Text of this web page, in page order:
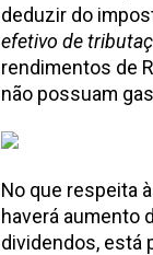
deduzir do
efetivo de
rendimentos de
não possuam
No que respeita
haverá aumento
dividendos, está